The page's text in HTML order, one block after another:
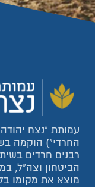
עמותת "נצח
רבנים חרדים
הביטחון וצה"ל,
מוצא את מקומו